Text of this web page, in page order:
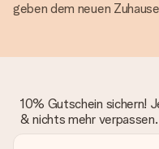
geben dem neuen
10% Gutschein sichern!
& nichts mehr verpassen.